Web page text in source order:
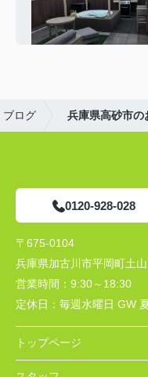
ブログ 兵庫県高砂市の
0120-928-028
〒675-0104
兵庫県加古川市平岡町土山
営業時間： 9:30～18:30
定休日： 毎週水曜日 GW
トップページ